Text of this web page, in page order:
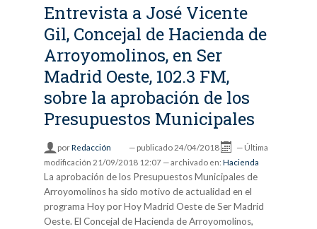
Entrevista a José Vicente
Gil, Concejal de Hacienda de
Arroyomolinos, en Ser
Madrid Oeste, 102.3 FM,
sobre la aprobación de los
Presupuestos Municipales
porRedacción — publicado 24/04/2018 — Última
modificación 21/09/2018 12:07 — archivado en: Hacienda
La aprobación de los Presupuestos Municipales de
Arroyomolinos ha sido motivo de actualidad en el
programa Hoy por Hoy Madrid Oeste de Ser Madrid
Oeste. El Concejal de Hacienda de Arroyomolinos,